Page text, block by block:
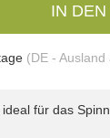
IN
(DE -
für das